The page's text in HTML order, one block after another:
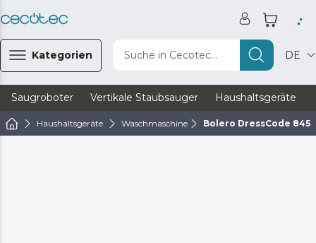
Kategorien Suche in Cecotec... DE
Saugroboter Vertikale Staubsauger Haushaltsgeräte
Haushaltsgeräte Waschmaschine Bolero DressCode